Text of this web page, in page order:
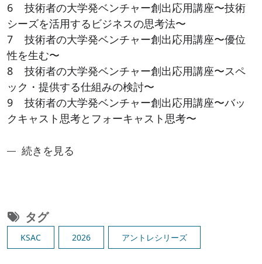
6 技術者の大学発ベンチャー創出応用講座〜技術
シーズを活用するビジネスの思考法〜
7 技術者の大学発ベンチャー創出応用講座〜優位
性を生む〜
8 技術者の大学発ベンチャー創出応用講座〜スペ
ック・提供する仕組みの検討〜
9 技術者の大学発ベンチャー創出応用講座〜バッ
クキャスト思考とフォーキャスト思考〜
奈良先端アントレシリーズ5：技術者の大学発ベ
続きを見る
タグ
KSAC 2026 アントレシリーズ